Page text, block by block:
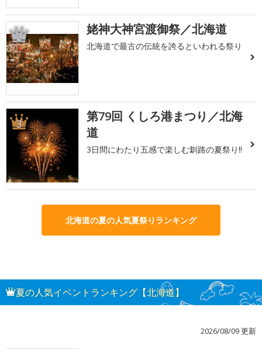
2 姥神大神宮渡御祭／北海道
北海道で最古の伝統を誇るといわれる祭り
3
第79回 くしろ港まつり／北海
道
3日間にわたり五感で楽しむ釧路の夏祭り!!
北海道の夏の人気夏祭りランキング
夏の人気イベントランキング【北海道】
2026/08/09 更新